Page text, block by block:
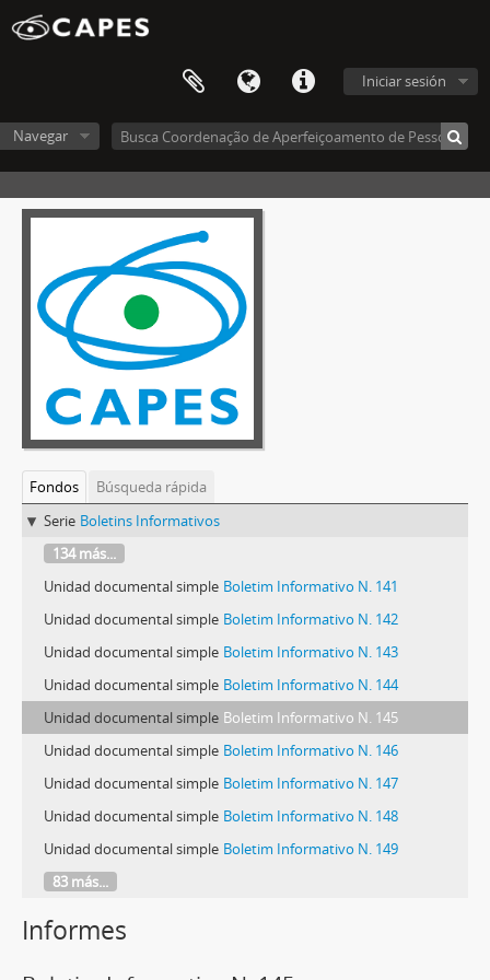
Iniciar sesión
Navegar
Fondos
Búsqueda rápida
Serie Boletins Informativos
134 más...
Unidad documental simple Boletim Informativo N. 141
Unidad documental simple Boletim Informativo N. 142
Unidad documental simple Boletim Informativo N. 143
Unidad documental simple Boletim Informativo N. 144
Unidad documental simple Boletim Informativo N. 145
Unidad documental simple Boletim Informativo N. 146
Unidad documental simple Boletim Informativo N. 147
Unidad documental simple Boletim Informativo N. 148
Unidad documental simple Boletim Informativo N. 149
83 más...
Informes